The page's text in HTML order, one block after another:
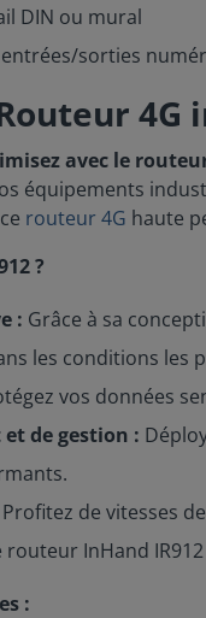
DIN ou mural
sorties
4G
avec le
équipements
routeur 4G haute
?
: Grâce à sa
les conditions les
vos données
de gestion :
Profitez de vitesses
routeur InHand
: